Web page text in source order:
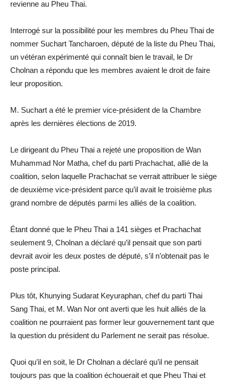
revienne au Pheu Thai.
Interrogé sur la possibilité pour les membres du Pheu Thai de
nommer Suchart Tancharoen, député de la liste du Pheu Thai,
un vétéran expérimenté qui connaît bien le travail, le Dr
Cholnan a répondu que les membres avaient le droit de faire
leur proposition.
M. Suchart a été le premier vice-président de la Chambre
après les dernières élections de 2019.
Le dirigeant du Pheu Thai a rejeté une proposition de Wan
Muhammad Nor Matha, chef du parti Prachachat, allié de la
coalition, selon laquelle Prachachat se verrait attribuer le siège
de deuxième vice-président parce qu’il avait le troisième plus
grand nombre de députés parmi les alliés de la coalition.
Étant donné que le Pheu Thai a 141 sièges et Prachachat
seulement 9, Cholnan a déclaré qu’il pensait que son parti
devrait avoir les deux postes de député, s’il n’obtenait pas le
poste principal.
Plus tôt, Khunying Sudarat Keyuraphan, chef du parti Thai
Sang Thai, et M. Wan Nor ont averti que les huit alliés de la
coalition ne pourraient pas former leur gouvernement tant que
la question du président du Parlement ne serait pas résolue.
Quoi qu’il en soit, le Dr Cholnan a déclaré qu’il ne pensait
toujours pas que la coalition échouerait et que Pheu Thai et